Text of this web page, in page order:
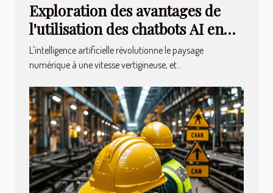
Exploration des avantages de
l'utilisation des chatbots AI en
français
L'intelligence artificielle révolutionne le paysage
numérique à une vitesse vertigineuse, et...